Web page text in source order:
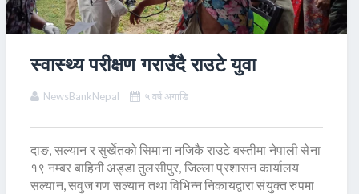
स्वास्थ्य परीक्षण गराउँदै राउटे युवा
NewsBankNepal ५ वर्ष अगाडि
दाङ, सल्यान र सुर्खेतको सिमाना नजिकै राउटे बस्तीमा नेपाली सेना
१९ नम्बर बाहिनी अड्डा तुलसीपुर, जिल्ला प्रशासन कार्यालय
सल्यान, सवुज गण सल्यान तथा विभिन्न निकायद्वारा संयुक्त रुपमा